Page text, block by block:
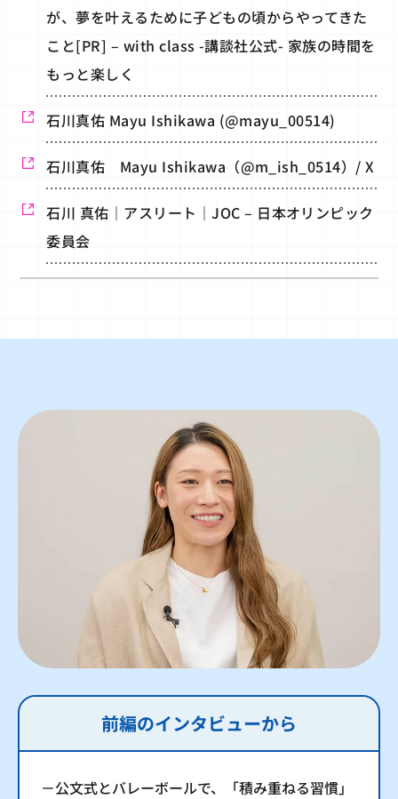
が、夢を叶えるために子どもの頃からやってきた
こと[PR] – with class -講談社公式- 家族の時間を
もっと楽しく
石川真佑 Mayu Ishikawa (@mayu_00514)
石川真佑 Mayu Ishikawa（@m_ish_0514）/ X
石川 真佑｜アスリート｜JOC – 日本オリンピック
委員会
前編のインタビューから
－公文式とバレーボールで、「積み重ねる習慣」